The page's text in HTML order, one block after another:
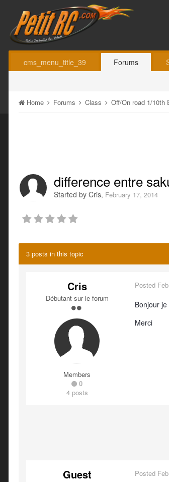
cms_menu_title_39 Forums
Home Forums Class Off/On road 1/10th
difference entre
Started by Cris, February 17, 2014
3 posts in this topic
Cris
Débutant sur le forum
Members
0
4 posts
Posted
Bonjour
Merci
Guest Posted